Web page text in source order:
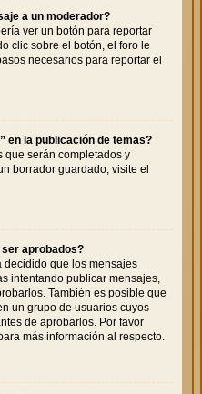
a un moderador?
ver un botón para reportar
clic sobre el botón, el foro le
necesarios para reportar el
en la publicación de temas?
que serán completados y
borrador guardado, visite el
aprobados?
decidido que los mensajes
intentando publicar mensajes,
También es posible que
un grupo de usuarios cuyos
de aprobarlos. Por favor
más información al respecto.